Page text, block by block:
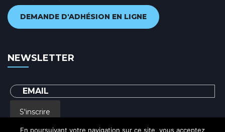
DEMANDE D'ADHÉSION EN LIGNE
NEWSLETTER
S'inscrire
En poursuivant votre navigation sur ce site, vous acceptez